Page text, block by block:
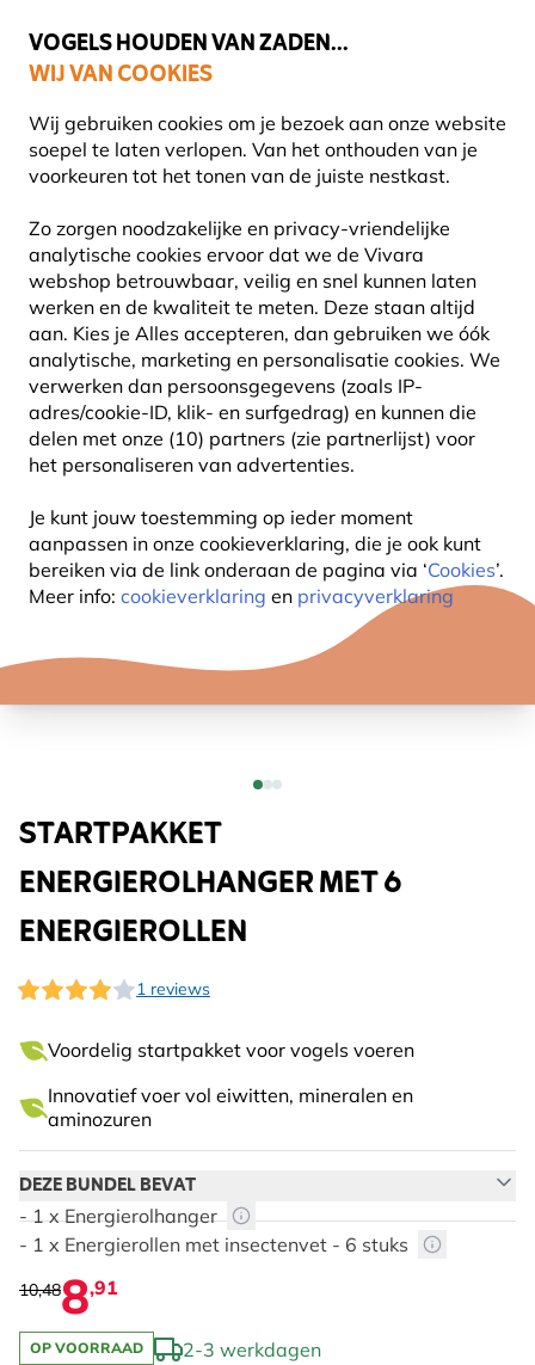
VOGELS HOUDEN VAN ZADEN...
WIJ VAN COOKIES
Wij gebruiken cookies om je bezoek aan onze website
soepel te laten verlopen. Van het onthouden van je
voorkeuren tot het tonen van de juiste nestkast.
Zo zorgen noodzakelijke en privacy-vriendelijke
analytische cookies ervoor dat we de Vivara
webshop betrouwbaar, veilig en snel kunnen laten
werken en de kwaliteit te meten. Deze staan altijd
aan. Kies je Alles accepteren, dan gebruiken we óók
analytische, marketing en personalisatie cookies. We
verwerken dan persoonsgegevens (zoals IP-
adres/cookie-ID, klik- en surfgedrag) en kunnen die
delen met onze (10) partners (zie partnerlijst) voor
het personaliseren van advertenties.
Je kunt jouw toestemming op ieder moment
aanpassen in onze cookieverklaring, die je ook kunt
bereiken via de link onderaan de pagina via ‘Cookies’.
Meer info: cookieverklaring en privacyverklaring
Uitstekend beoordeeld in 11 landen
Gratis thuisbezorgd vanaf €49
15% KORTING
STARTPAKKET
ENERGIEROLHANGER MET 6
ENERGIEROLLEN
1 reviews
Voordelig startpakket voor vogels voeren
Innovatief voer vol eiwitten, mineralen en
aminozuren
DEZE BUNDEL BEVAT
- 1 x Energierolhanger
- 1 x Energierollen met insectenvet - 6 stuks
10,488,91
OP VOORRAAD
2-3 werkdagen